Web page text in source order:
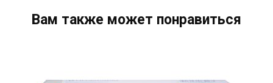
Вам также может понравиться